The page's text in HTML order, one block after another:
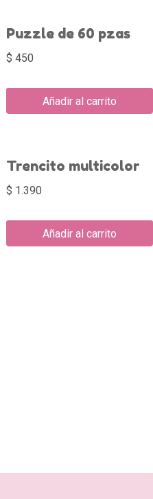
Puzzle de 60 pzas
$ 450
Añadir al carrito
Trencito multicolor
$ 1.390
Añadir al carrito